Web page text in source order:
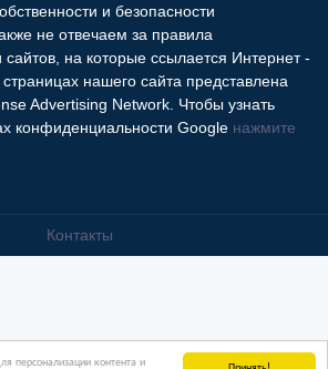
персонализации контента и
и безопасности
не отвечаем за правила
на которые ссылается Интернет -
нашего сайта представлена
Advertising Network. Чтобы узнать
конфиденциальности Google нажмите
Контакты